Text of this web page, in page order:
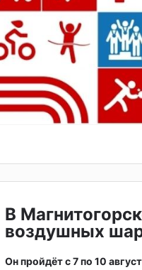
В
воздушных
Он пройдёт с 7 по 10